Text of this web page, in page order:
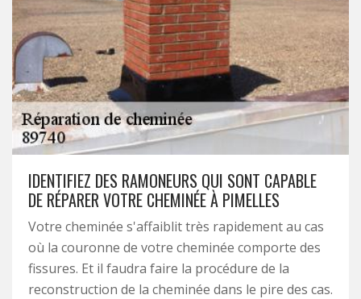
IDENTIFIEZ DES RAMONEURS QUI SONT CAPABLE
DE RÉPARER VOTRE CHEMINÉE À PIMELLES
Votre cheminée s'affaiblit très rapidement au cas
où la couronne de votre cheminée comporte des
fissures. Et il faudra faire la procédure de la
reconstruction de la cheminée dans le pire des cas.